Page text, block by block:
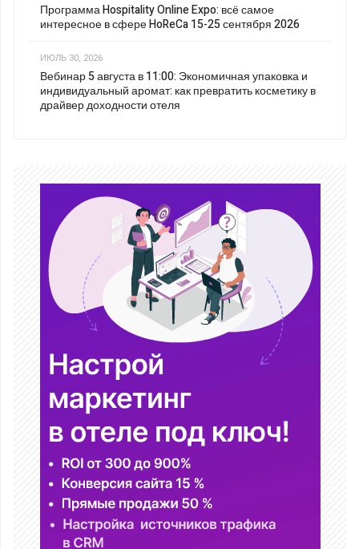
Программа Hospitality Online Expo: всё самое
интересное в сфере HoReCa 15-25 сентября 2026
ИЮЛЬ 30, 2026
Вебинар 5 августа в 11:00: Экономичная упаковка и
индивидуальный аромат: как превратить косметику в
драйвер доходности отеля